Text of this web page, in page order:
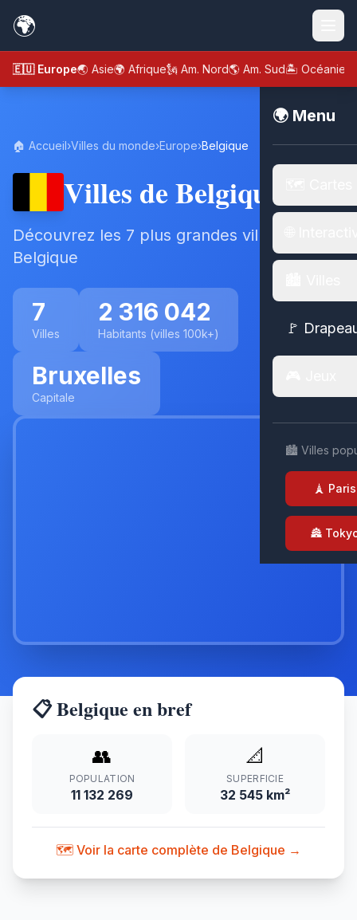
🌍
🇪🇺 Europe🌏 Asie🌍 Afrique🗽 Am. Nord🌎 Am. Sud🏝️ Océanie
🌍 Menu
🚩
🏙️ Villes
🗼 Paris
🏯
🏠 Accueil›Villes du monde›Europe›Belgique
Villes de Belgique
Découvrez les 7 plus grandes villes de
Belgique
7
Villes
2 316 042
Habitants (villes 100k+)
Bruxelles
Capitale
📋 Belgique en bref
👥
POPULATION
11 132 269
📐
SUPERFICIE
32 545 km²
🗺️ Voir la carte complète de Belgique →